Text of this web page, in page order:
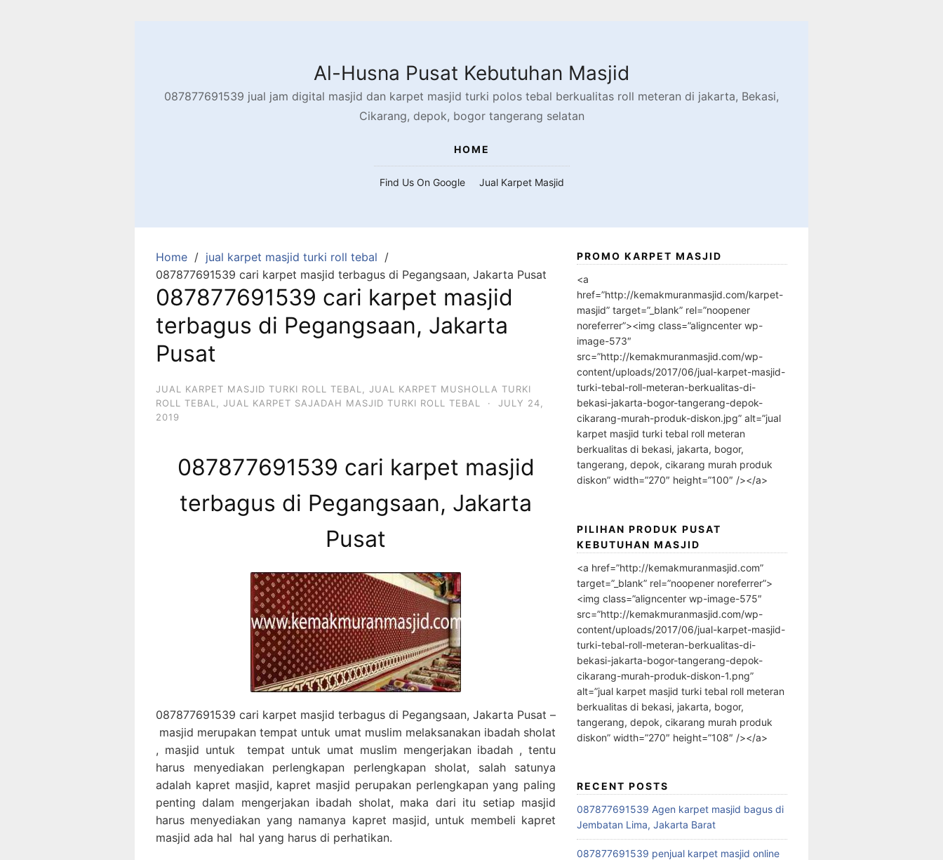
Al-Husna Pusat Kebutuhan Masjid
087877691539 jual jam digital masjid dan karpet masjid turki polos tebal berkualitas roll meteran di jakarta, Bekasi,
Cikarang, depok, bogor tangerang selatan
HOME
Find Us On Google Jual Karpet Masjid
Home
jual karpet masjid turki roll tebal
087877691539 cari karpet masjid terbagus di Pegangsaan, Jakarta Pusat
087877691539 cari karpet masjid
terbagus di Pegangsaan, Jakarta
Pusat
JUAL KARPET MASJID TURKI ROLL TEBAL
JUAL KARPET MUSHOLLA TURKI
ROLL TEBAL
JUAL KARPET SAJADAH MASJID TURKI ROLL TEBAL ·
JULY 24,
2019
087877691539 cari karpet masjid
terbagus di Pegangsaan, Jakarta
Pusat
087877691539 cari karpet masjid terbagus di Pegangsaan, Jakarta Pusat –
masjid merupakan tempat untuk umat muslim melaksanakan ibadah sholat
, masjid untuk tempat untuk umat muslim mengerjakan ibadah , tentu
harus menyediakan perlengkapan perlengkapan sholat, salah satunya
adalah kapret masjid, kapret masjid perupakan perlengkapan yang paling
penting dalam mengerjakan ibadah sholat, maka dari itu setiap masjid
harus menyediakan yang namanya kapret masjid, untuk membeli kapret
masjid ada hal hal yang harus di perhatikan.
PROMO KARPET MASJID
<a
href=”http://kemakmuranmasjid.com/karpet-
masjid” target=”_blank” rel=”noopener
noreferrer”><img class=”aligncenter wp-
image-573″
src=”http://kemakmuranmasjid.com/wp-
content/uploads/2017/06/jual-karpet-masjid-
turki-tebal-roll-meteran-berkualitas-di-
bekasi-jakarta-bogor-tangerang-depok-
cikarang-murah-produk-diskon.jpg” alt=”jual
karpet masjid turki tebal roll meteran
berkualitas di bekasi, jakarta, bogor,
tangerang, depok, cikarang murah produk
diskon” width=”270″ height=”100″ /></a>
PILIHAN PRODUK PUSAT
KEBUTUHAN MASJID
<a href=”http://kemakmuranmasjid.com”
target=”_blank” rel=”noopener noreferrer”>
<img class=”aligncenter wp-image-575″
src=”http://kemakmuranmasjid.com/wp-
content/uploads/2017/06/jual-karpet-masjid-
turki-tebal-roll-meteran-berkualitas-di-
bekasi-jakarta-bogor-tangerang-depok-
cikarang-murah-produk-diskon-1.png”
alt=”jual karpet masjid turki tebal roll meteran
berkualitas di bekasi, jakarta, bogor,
tangerang, depok, cikarang murah produk
diskon” width=”270″ height=”108″ /></a>
RECENT POSTS
087877691539 Agen karpet masjid bagus di
Jembatan Lima, Jakarta Barat
087877691539 penjual karpet masjid online